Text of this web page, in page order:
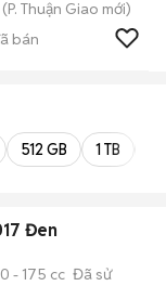
(P. Thuận Giao mới)
bán
512 GB 1 TB
Đen
- 175 cc Đã sử